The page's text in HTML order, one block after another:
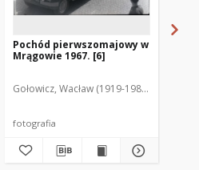
Pochód pierwszomajowy w
Mrągowie 1967. [6]
Gołowicz, Wacław (1919-1983). Fot.
fotografia